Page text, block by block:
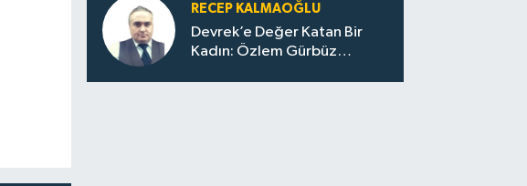
RECEP KALMAOĞLU
Devrek’e Değer Katan Bir
Kadın: Özlem Gürbüz